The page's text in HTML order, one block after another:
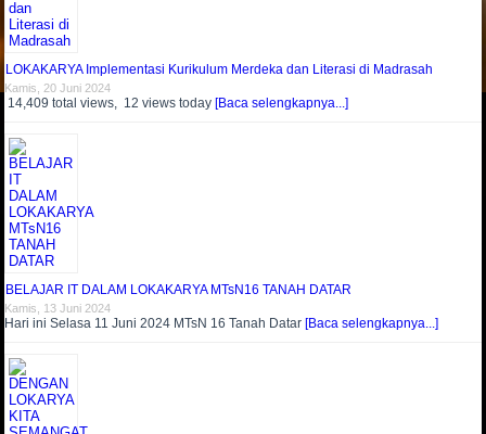
LOKAKARYA Implementasi Kurikulum Merdeka dan Literasi di Madrasah
Kamis, 20 Juni 2024
14,409 total views, 12 views today [Baca selengkapnya...]
BELAJAR IT DALAM LOKAKARYA MTsN16 TANAH DATAR
Kamis, 13 Juni 2024
Hari ini Selasa 11 Juni 2024 MTsN 16 Tanah Datar [Baca selengkapnya...]